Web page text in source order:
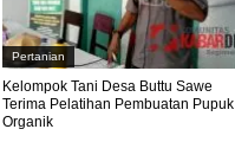
Pertanian
Kelompok Tani Desa Buttu Sawe
Terima Pelatihan Pembuatan Pupuk
Organik